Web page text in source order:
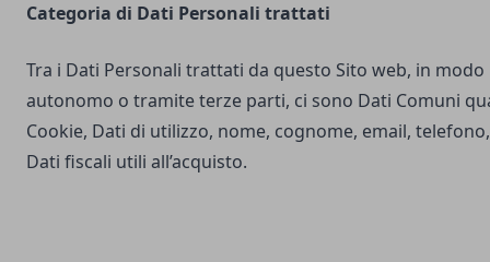
Categoria di Dati Personali trattati
Tra i Dati Personali trattati da questo Sito web, in modo
autonomo o tramite terze parti, ci sono Dati Comuni
Cookie, Dati di utilizzo, nome, cognome, email, telefono,
Dati fiscali utili all’acquisto.